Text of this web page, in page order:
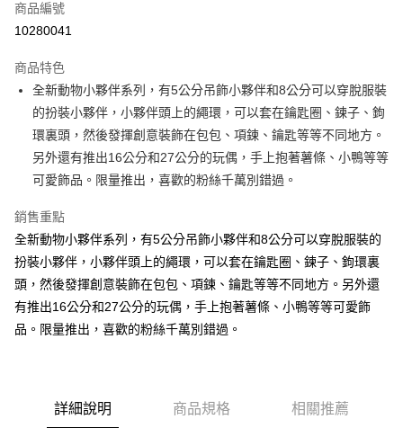
超商取貨付款
Apple Pay
街口支付
悠遊付
AFTEE先享後付
相關說明
AFTEE先享後付是「在收到商品之後才付款」的支付方式。 讓您購物簡單
便利好安心！
１．簡單：不需註冊會員、不需綁卡、不需儲值。
２．便利：只要手機號碼，簡訊認證，即可結帳。
３．安心：先確認商品／服務後，再付款。
３．收到繳費通知簡訊後14天內，點擊此簡訊中的連結，可透過四大超商／
ATM付款
運送方式
全家付款取貨
每筆NT$100，滿NT$490(含以上)免運費
商品編號
10280041
商品特色
全新動物小夥伴系列，有5公分吊飾小夥伴和8公分可以穿脫服裝
的扮裝小夥伴，小夥伴頭上的繩環，可以套在鑰匙圈、鍊子、鉤
環裏頭，然後發揮創意裝飾在包包、項鍊、鑰匙等等不同地方。
另外還有推出16公分和27公分的玩偶，手上抱著薯條、小鴨等等
可愛飾品。限量推出，喜歡的粉絲千萬別錯過。
銷售重點
全新動物小夥伴系列，有5公分吊飾小夥伴和8公分可以穿脫服裝的
扮裝小夥伴，小夥伴頭上的繩環，可以套在鑰匙圈、鍊子、鉤環裏
頭，然後發揮創意裝飾在包包、項鍊、鑰匙等等不同地方。另外還
有推出16公分和27公分的玩偶，手上抱著薯條、小鴨等等可愛飾
品。限量推出，喜歡的粉絲千萬別錯過。
詳細說明 商品規格 相關推薦